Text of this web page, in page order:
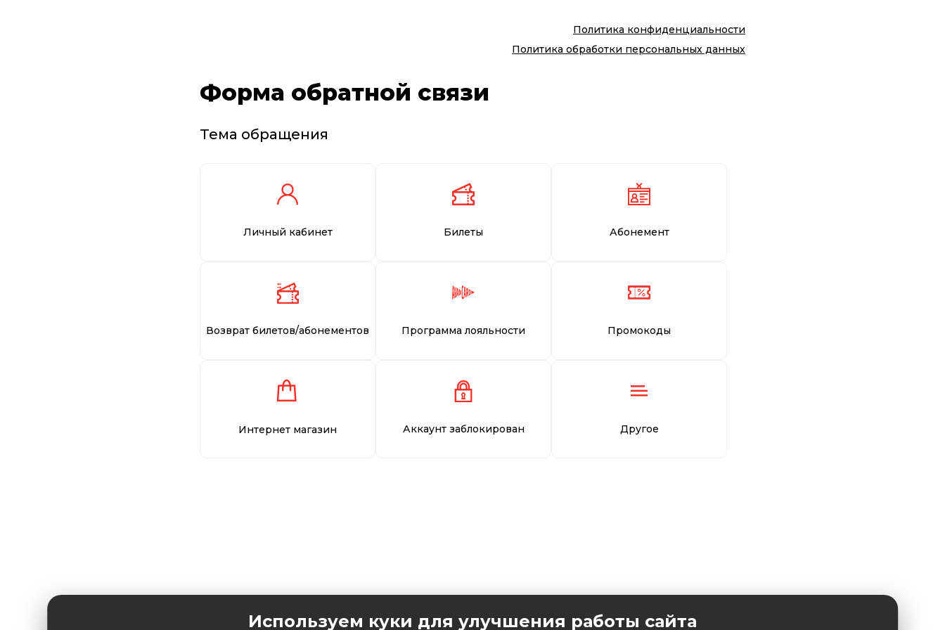
Политика конфиденциальности
Политика обработки персональных данных
Форма обратной связи
Тема обращения
Личный кабинет Билеты Абонемент
Возврат билетов/абонементов Программа лояльности Промокоды
Интернет магазин Аккаунт заблокирован Другое
Используем куки для улучшения работы сайта